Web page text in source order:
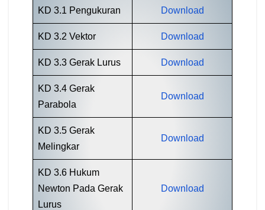
KD 3.1 Pengukuran Download
KD 3.2 Vektor Download
KD 3.3 Gerak Lurus Download
KD 3.4 Gerak
Parabola
Download
KD 3.5 Gerak
Melingkar
Download
KD 3.6 Hukum
Newton Pada Gerak
Lurus
Download